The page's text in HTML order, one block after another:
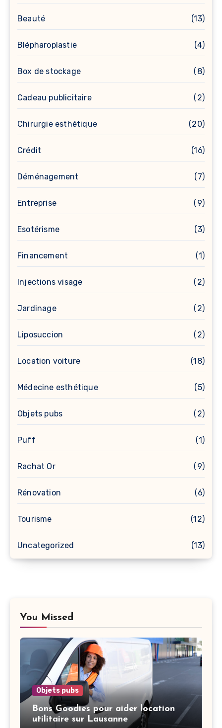
Beauté (13)
Blépharoplastie (4)
Box de stockage (8)
Cadeau publicitaire (2)
Chirurgie esthétique (20)
Crédit (16)
Déménagement (7)
Entreprise (9)
Esotérisme (3)
Financement (1)
Injections visage (2)
Jardinage (2)
Liposuccion (2)
Location voiture (18)
Médecine esthétique (5)
Objets pubs (2)
Puff (1)
Rachat Or (9)
Rénovation (6)
Tourisme (12)
Uncategorized (13)
You Missed
Objets pubs
Bons Goodies pour aider location
utilitaire sur Lausanne